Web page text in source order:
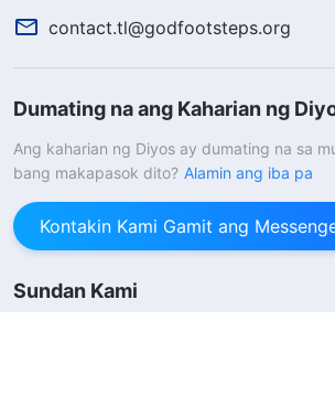
contact.tl@godfootsteps.org
Dumating na ang Kaharian ng
Ang kaharian ng Diyos ay dumating na sa
bang makapasok dito? Alamin ang iba pa
Kontakin Kami Gamit ang
Sundan Kami